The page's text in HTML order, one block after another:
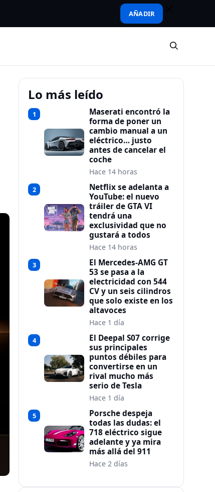
AÑADIR
Lo más leído
1
Maserati encontró la
forma de poner un
cambio manual a un
eléctrico… justo
antes de cancelar el
coche
Hace 14 horas
2
Netflix se adelanta a
YouTube: el nuevo
tráiler de GTA VI
tendrá una
exclusividad que no
gustará a todos
Hace 14 horas
3
El Mercedes-AMG GT
53 se pasa a la
electricidad con 544
CV y un seis cilindros
que solo existe en los
altavoces
Hace 1 día
4
El Deepal S07 corrige
sus principales
puntos débiles para
convertirse en un
rival mucho más
serio de Tesla
Hace 1 día
5
Porsche despeja
todas las dudas: el
718 eléctrico sigue
adelante y ya mira
más allá del 911
Hace 2 días